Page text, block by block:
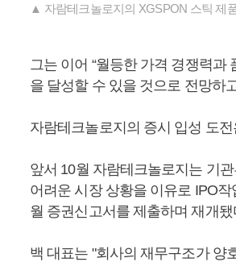
▲ 자람테크놀로지의 XGSPON 스틱 제
그는 이어 “월등한 가격 경쟁력과
을 달성할 수 있을 것으로 전망하
자람테크놀로지의 증시 입성 도
앞서 10월 자람테크놀로지는 기
어려운 시장 상황을 이유로 IPO
월 증권신고서를 제출하며 재개됐
백 대표는 "회사의 재무구조가 양